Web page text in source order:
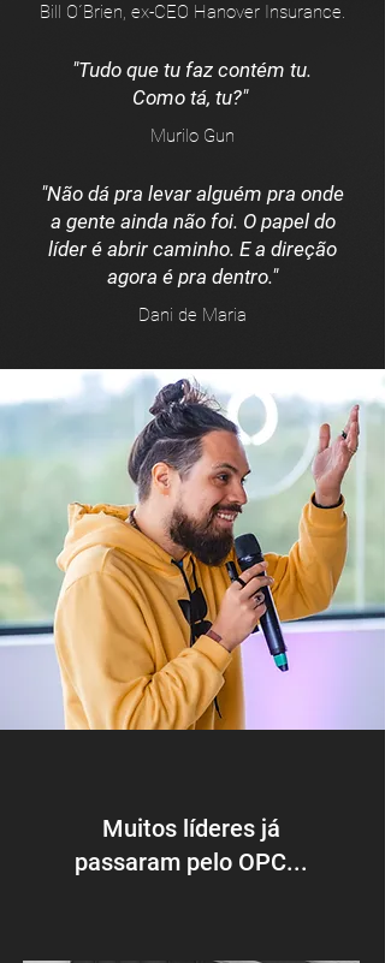
Bill O´Brien, ex-CEO Hanover Insurance.
"Tudo que tu faz contém tu.
Como tá, tu?"
Murilo Gun
"Não dá pra levar alguém pra onde
a gente ainda não foi. O papel do
líder é abrir caminho. E a direção
agora é pra dentro."
Dani de Maria
Muitos líderes já
passaram pelo OPC...